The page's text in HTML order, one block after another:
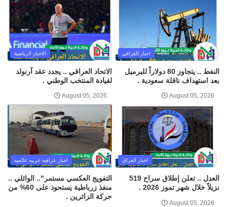
اخبار العراقي
النفط .. يتجاوز 80 دولاراً للبرميل
بعد استهداف ناقلة سعودية .
August 05, 2026
الاخبار الرياضية
الاتحاد العراقي .. يجدد عقد آرنولد
لقيادة المنتخب الوطني .
August 05, 2026
اخبار العراق
العدل .. تعلن إطلاق سراح 519
نزيلاً خلال شهر تموز 2026 .
August 05, 2026
اخبار عراقيه عربيه عالميه
التفويج العكسي مستمر".. الوائلي ..
منفذ زرباطية يستحوذ على 60% من
حركة الزائرين .